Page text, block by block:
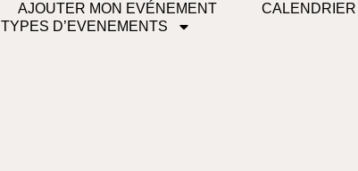
AJOUTER MON EVÉNEMENT
CALENDRIER
TYPES D’EVENEMENTS